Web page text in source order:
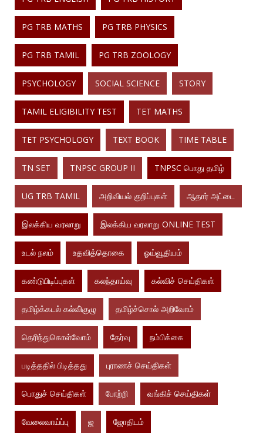
PG TRB MATHS PG TRB PHYSICS
PG TRB TAMIL PG TRB ZOOLOGY
PSYCHOLOGY SOCIAL SCIENCE STORY
TAMIL ELIGIBILITY TEST TET MATHS
TET PSYCHOLOGY TEXT BOOK TIME TABLE
TN SET TNPSC GROUP II TNPSC பொது தமிழ்
UG TRB TAMIL அறிவியல் குறிப்புகள் ஆதார் அட்டை
இலக்கிய வரலாறு இலக்கிய வரலாறு ONLINE TEST
உடல் நலம் உதவித்தொகை ஓய்வூதியம்
கண்டுபிடிப்புகள் கலந்தாய்வு கல்விச் செய்திகள்
தமிழ்க்கடல் கல்வி்குழு தமிழ்ச்சொல் அறிவோம்
தெரிந்துகொள்வோம் தேர்வு நம்பிக்கை
படித்ததில் பிடித்தது புராணச் செய்திகள்
பொதுச் செய்திகள் போற்றி வங்கிச் செய்திகள்
வேலைவாய்ப்பு ஜ ஜோதிடம்